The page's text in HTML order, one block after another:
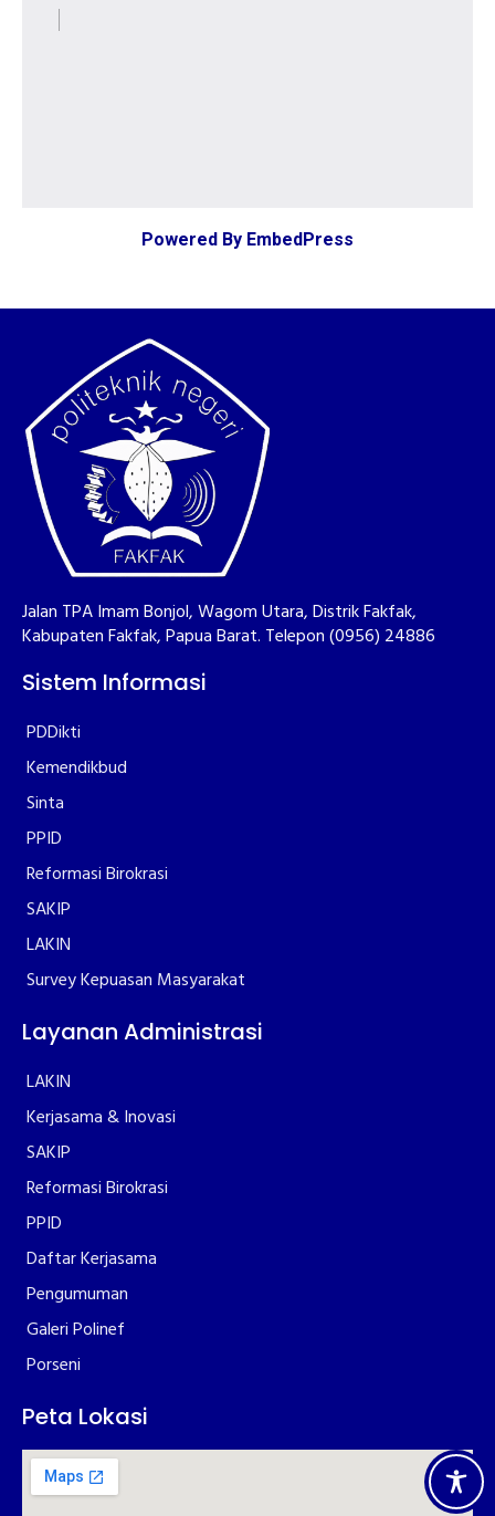
Powered By EmbedPress
Jalan TPA Imam Bonjol, Wagom Utara, Distrik Fakfak,
Kabupaten Fakfak, Papua Barat. Telepon (0956) 24886
Sistem Informasi
PDDikti
Kemendikbud
Sinta
PPID
Reformasi Birokrasi
SAKIP
LAKIN
Survey Kepuasan Masyarakat
Layanan Administrasi
LAKIN
Kerjasama & Inovasi
SAKIP
Reformasi Birokrasi
PPID
Daftar Kerjasama
Pengumuman
Galeri Polinef
Porseni
Peta Lokasi